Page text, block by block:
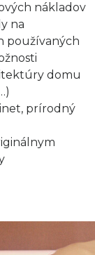
nákladov
na
používaných
domu
prírodný